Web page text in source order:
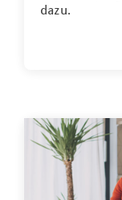
dazu.